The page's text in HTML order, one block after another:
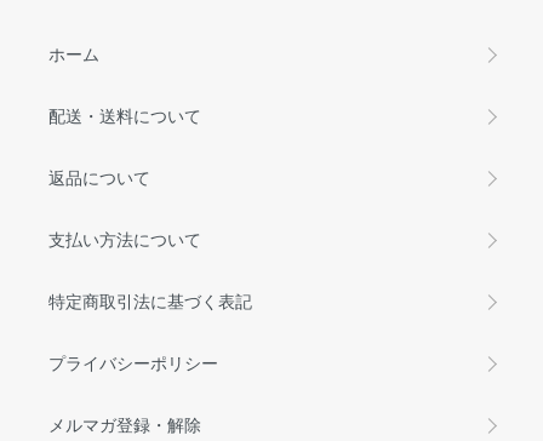
ホーム
配送・送料について
返品について
支払い方法について
特定商取引法に基づく表記
プライバシーポリシー
メルマガ登録・解除